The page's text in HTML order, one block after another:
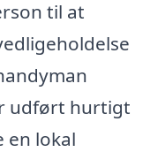
til at
udført hurtigt
en lokal